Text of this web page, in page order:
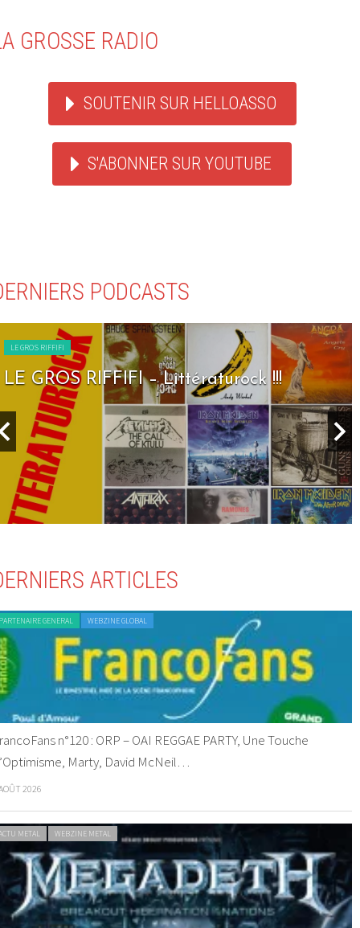
GROSSE RADIO
SOUTENIR SUR HELLOASSO
S'ABONNER SUR YOUTUBE
PODCASTS
LE GROS RIFFIFI
LE GROS RIFFIFI – Littératurock !!!
ARTICLES
GENERAL WEBZINE GLOBAL
n°120 : ORP – OAI REGGAE PARTY, Une Touche
Marty, David McNeil…
2026
METAL WEBZINE METAL